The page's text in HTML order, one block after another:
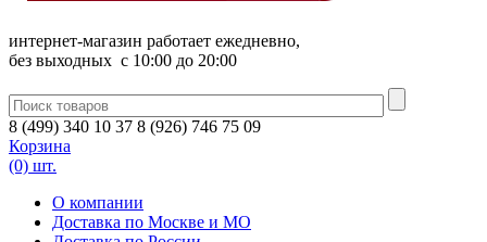
интернет-магазин работает ежедневно,
без выходных c 10:00 до 20:00
8 (499) 340 10 37 8 (926) 746 75 09
Корзина
(0) шт.
О компании
Доставка по Москве и МО